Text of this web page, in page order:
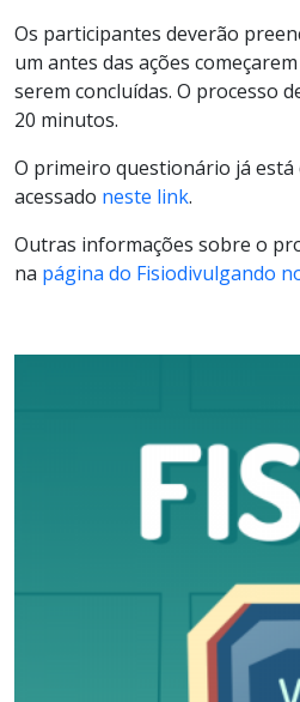
Os participantes deverão
um antes das ações
serem concluídas. O processo
20 minutos.
O primeiro questionário já
acessado neste link.
Outras informações sobre o
na página do Fisiodivulgando